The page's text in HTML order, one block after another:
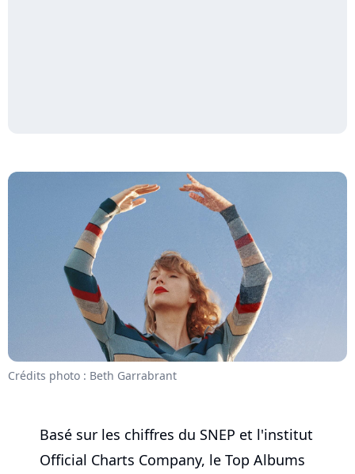
Crédits photo : Beth Garrabrant
Basé sur les chiffres du SNEP et l'institut
Official Charts Company, le Top Albums